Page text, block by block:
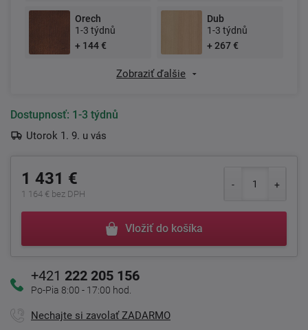
Orech
1-3 týdnů
+ 144 €
Dub
1-3 týdnů
+ 267 €
Zobraziť ďalšie
Dostupnosť: 1-3 týdnů
Utorok 1. 9. u vás
1 431 €
1 164 € bez DPH
Vložiť do košíka
+421 222 205 156
Po-Pia 8:00 - 17:00 hod.
Nechajte si zavolať ZADARMO